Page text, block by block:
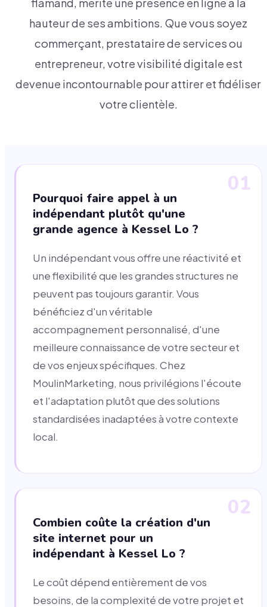
flamand, mérite une présence en ligne à la
hauteur de ses ambitions. Que vous soyez
commerçant, prestataire de services ou
entrepreneur, votre visibilité digitale est
devenue incontournable pour attirer et fidéliser
votre clientèle.
01
Pourquoi faire appel à un
indépendant plutôt qu'une
grande agence à Kessel Lo ?
Un indépendant vous offre une réactivité et
une flexibilité que les grandes structures ne
peuvent pas toujours garantir. Vous
bénéficiez d'un véritable
accompagnement personnalisé, d'une
meilleure connaissance de votre secteur et
de vos enjeux spécifiques. Chez
MoulinMarketing, nous privilégions l'écoute
et l'adaptation plutôt que des solutions
standardisées inadaptées à votre contexte
local.
02
Combien coûte la création d'un
site internet pour un
indépendant à Kessel Lo ?
Le coût dépend entièrement de vos
besoins, de la complexité de votre projet et